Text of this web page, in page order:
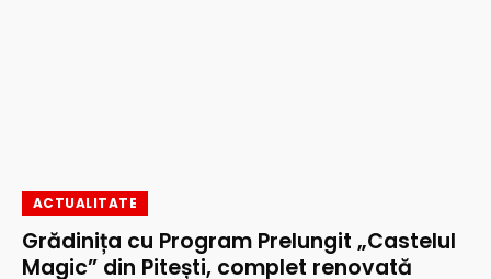
ACTUALITATE
Grădinița cu Program Prelungit „Castelul
Magic” din Pitești, complet renovată